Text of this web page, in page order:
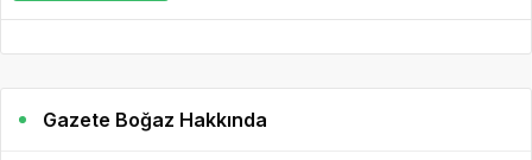
Gazete Boğaz Hakkında